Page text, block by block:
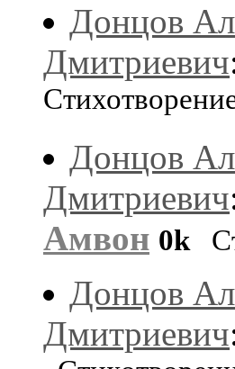
Донцов
Дмитриевич
Донцов
Дмитриевич
Амвон 0k
Донцов
Дмитриевич